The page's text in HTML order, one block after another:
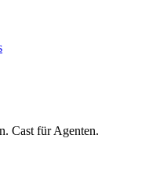
Cast für Agenten.